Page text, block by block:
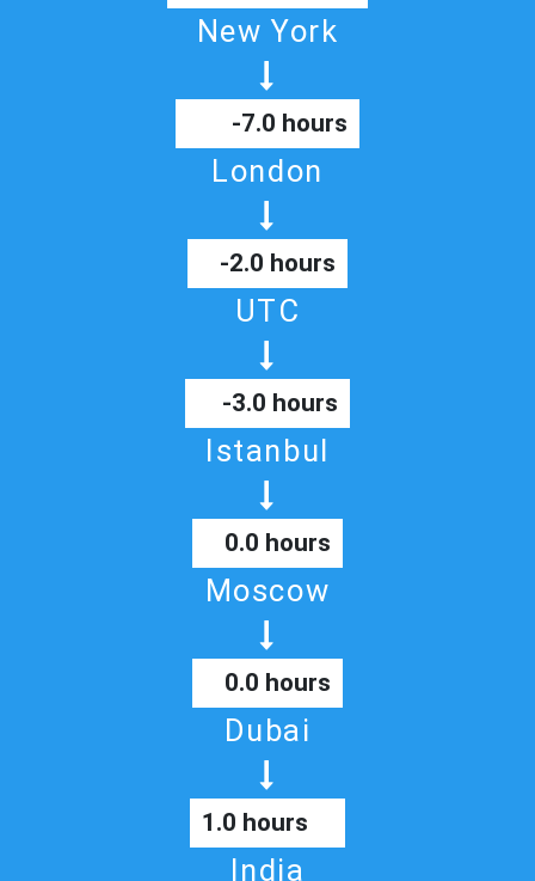
New York
-7.0 hours
London
-2.0 hours
UTC
-3.0 hours
Istanbul
0.0 hours
Moscow
0.0 hours
Dubai
1.0 hours
India